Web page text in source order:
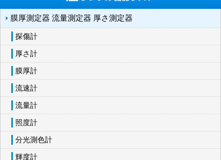
膜厚測定器 流量測定器 厚さ測定器
探傷計
厚さ計
膜厚計
流速計
流量計
照度計
分光測色計
輝度計